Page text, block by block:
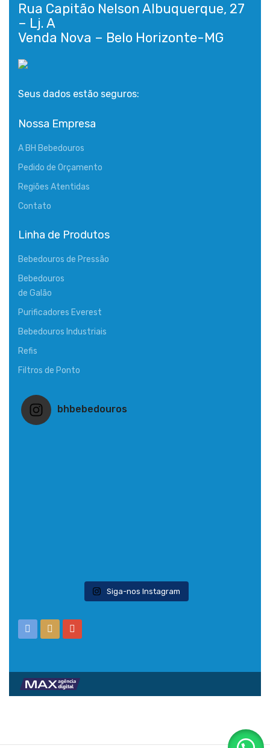
Rua Capitão Nelson Albuquerque, 27
– Lj. A
Seus dados estão seguros:
Nossa Empresa
A BH Bebedouros
Pedido de Orçamento
Regiões Atentidas
Contato
Linha de Produtos
Bebedouros de Pressão
Bebedouros
de Galão
Purificadores Everest
Bebedouros Industriais
Refis
Filtros de Ponto
bhbebedouros
Siga-nos Instagram